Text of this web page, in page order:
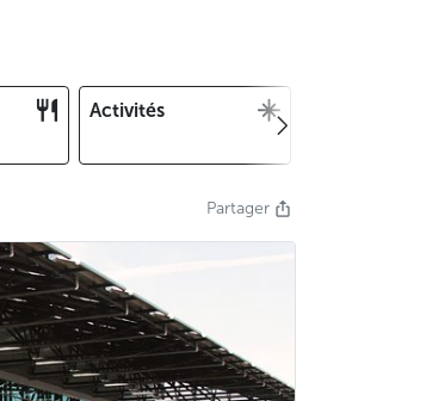
Activités
Partager